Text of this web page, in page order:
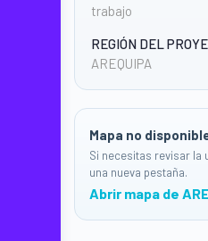
trabajo
REGIÓN DEL
AREQUIPA
Mapa no
Si necesitas revisar la
una nueva pestaña.
Abrir mapa de